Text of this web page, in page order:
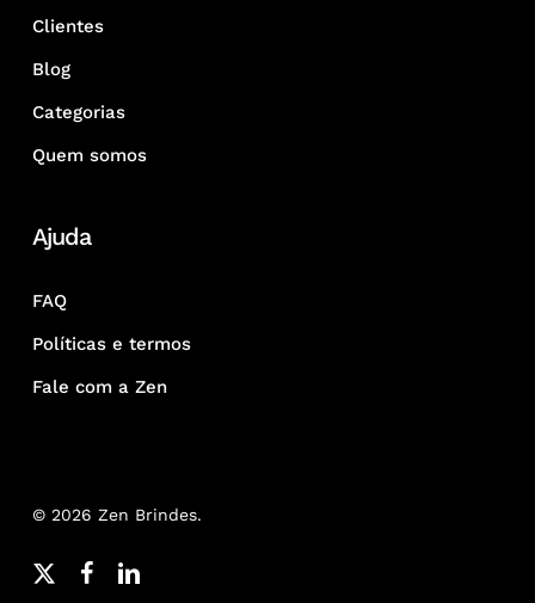
Clientes
Blog
Categorias
Quem somos
Ajuda
FAQ
Políticas e termos
Fale com a Zen
© 2026 Zen Brindes.
x-
facebooklinkedin